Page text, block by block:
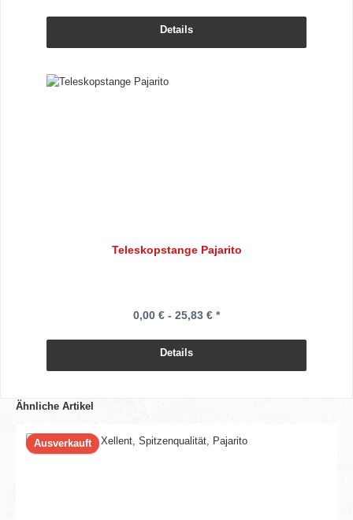
Details
Teleskopstange Pajarito
0,00 € - 25,83 € *
Details
Ähnliche Artikel
Ausverkauft